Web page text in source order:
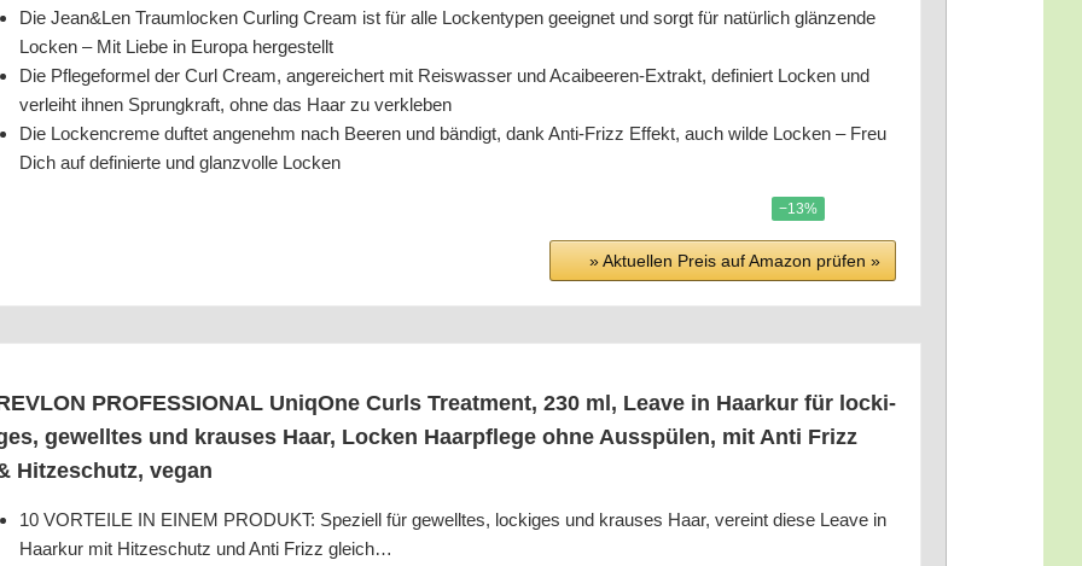
Die Jean&Len Traum­lo­cken Cur­ling Cream ist für alle Locken­ty­pen geeig­net und sorgt für natür­lich glän­zen­de
Locken – Mit Lie­be in Euro­pa hergestellt
Die Pfle­ge­for­mel der Curl Cream, ange­rei­chert mit Reis­was­ser und Acai­bee­ren-Extrakt, defi­niert Locken und
ver­leiht ihnen Sprung­kraft, ohne das Haar zu verkleben
Die Locken­creme duf­tet ange­nehm nach Bee­ren und bän­digt, dank Anti-Frizz Effekt, auch wil­de Locken – Freu
Dich auf defi­nier­te und glanz­vol­le Locken
−13%
» Aktu­el­len Preis auf Ama­zon prü­fen »
PROFESSIONAL Uni­qO­ne Curls Tre­at­ment, 230 ml, Lea­ve in Haar­kur für locki­
gewell­tes und krau­ses Haar, Locken Haar­pfle­ge ohne Aus­spü­len, mit Anti Frizz
Hit­ze­schutz, vegan
10 VORTEILE IN EINEM PRODUKT: Spe­zi­ell für gewell­tes, locki­ges und krau­ses Haar, ver­eint die­se Lea­ve in
Haar­kur mit Hit­ze­schutz und Anti Frizz gleich…